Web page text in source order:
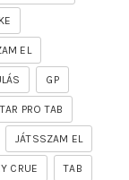
EL
GP
PRO TAB
JÁTSSZAM EL
CRUE TAB